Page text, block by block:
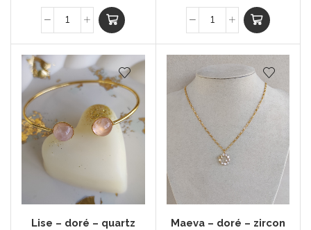
Lise – doré – quartz
Maeva – doré – zircon